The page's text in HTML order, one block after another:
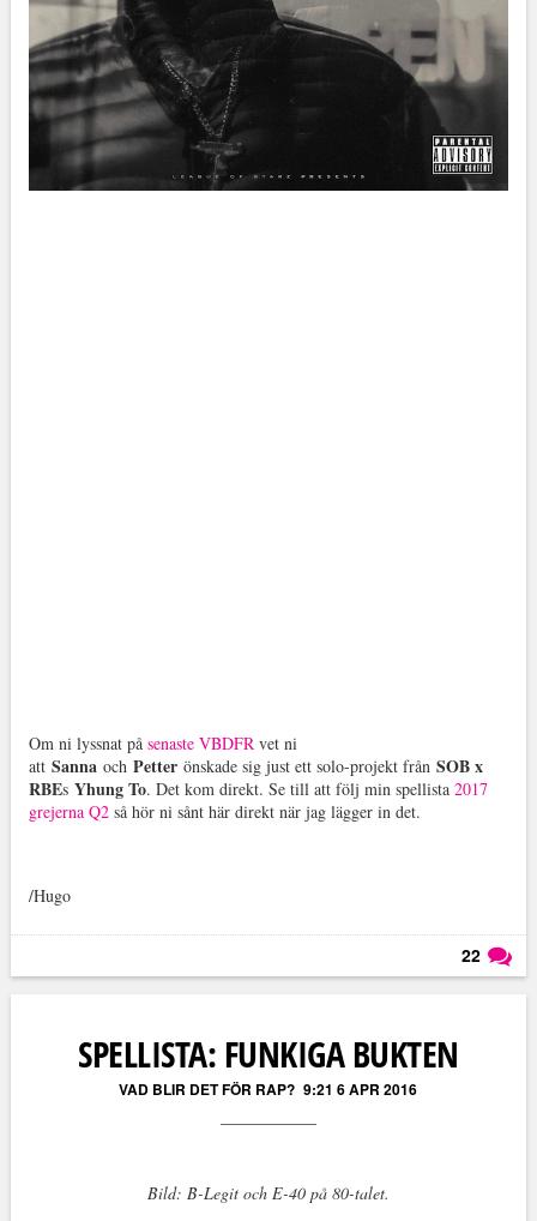
Om ni lyssnat på senaste VBDFRvet ni
att Sanna och Petter önskade sig just ett solo-projekt från SOB x
RBEs Yhung To. Det kom direkt. Se till att följ min spellista 2017
grejerna Q2så hör ni sånt här direkt när jag lägger in det.
/Hugo
22
SPELLISTA: FUNKIGA BUKTEN
VAD BLIR DET FÖR RAP? 9:21 6 APR 2016
Bild: B-Legit och E-40 på 80-talet.